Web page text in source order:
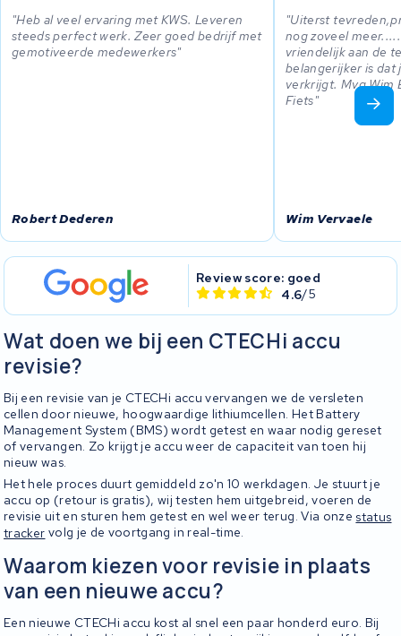
Heb al veel ervaring met KWS. Leveren
steeds perfect werk. Zeer goed bedrijf met
gemotiveerde medewerkers
Robert Dederen
Uiterst
nog zoveel
vriendelijk aan de
belangerijker is dat
verkrijgt. Mvg Wim
Fiets
Wim Vervaele
Review score: goed
4.6/5
Wat doen we bij een CTECHi accu
revisie?
Bij een revisie van je CTECHi accu vervangen we de versleten
cellen door nieuwe, hoogwaardige lithiumcellen. Het Battery
Management System (BMS) wordt getest en waar nodig gereset
of vervangen. Zo krijgt je accu weer de capaciteit van toen hij
nieuw was.
Het hele proces duurt gemiddeld zo'n 10 werkdagen. Je stuurt je
accu op (retour is gratis), wij testen hem uitgebreid, voeren de
revisie uit en sturen hem getest en wel weer terug. Via onze status
tracker volg je de voortgang in real-time.
Waarom kiezen voor revisie in plaats
van een nieuwe accu?
Een nieuwe CTECHi accu kost al snel een paar honderd euro. Bij